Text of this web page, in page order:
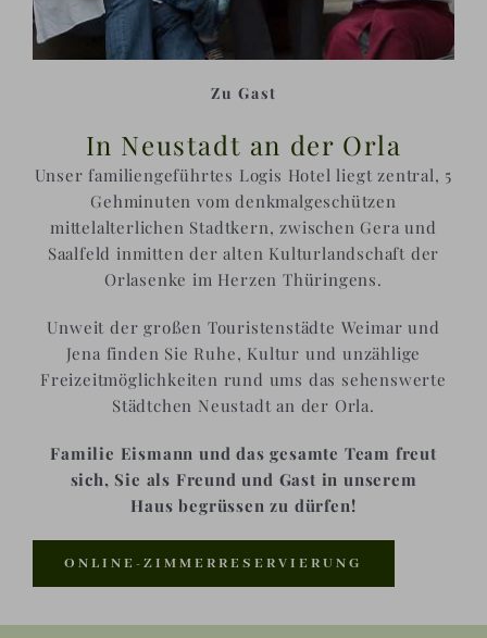
Zu Gast
In Neustadt an der Orla
Unser familiengeführtes Logis Hotel liegt zentral, 5
Gehminuten vom denkmalgeschützen
mittelalterlichen Stadtkern, zwischen Gera und
Saalfeld inmitten der alten Kulturlandschaft der
Orlasenke im Herzen Thüringens.
Unweit der großen Touristenstädte Weimar und
Jena finden Sie Ruhe, Kultur und unzählige
Freizeitmöglichkeiten rund ums das sehenswerte
Städtchen Neustadt an der Orla.
Familie Eismann und das gesamte Team freut
sich, Sie als Freund und Gast in unserem
Haus begrüssen zu dürfen!
ONLINE-ZIMMERRESERVIERUNG